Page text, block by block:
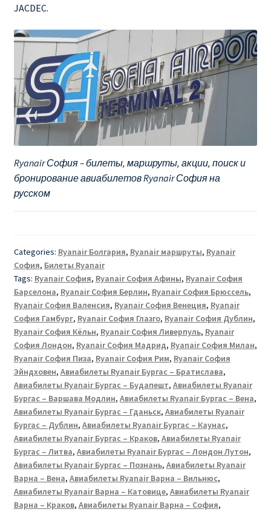
JACDEC.
Ryanair София – билеты, маршруты, акции, поиск и
бронирование авиабилетов Ryanair София на
русском
Categories: Ryanair Болгария, Ryanair маршруты, Ryanair
София, Билеты Ryanair
Tags: Ryanair София, Ryanair София Афины, Ryanair София
Барселона, Ryanair София Берлин, Ryanair София Брюссель,
Ryanair София Валенсия, Ryanair София Венеция, Ryanair
София Гамбург, Ryanair София Глазго, Ryanair София Дублин,
Ryanair София Кёльн, Ryanair София Ливерпуль, Ryanair
София Лондон, Ryanair София Мадрид, Ryanair София Милан,
Ryanair София Пиза, Ryanair София Рим, Ryanair София
Эйндховен, Авиабилеты Ryanair Бургас – Братислава,
Авиабилеты Ryanair Бургас – Будапешт, Авиабилеты Ryanair
Бургас – Варшава Модлин, Авиабилеты Ryanair Бургас – Вена,
Авиабилеты Ryanair Бургас – Гданьск, Авиабилеты Ryanair
Бургас – Дублин, Авиабилеты Ryanair Бургас – Каунас,
Авиабилеты Ryanair Бургас – Краков, Авиабилеты Ryanair
Бургас – Литва, Авиабилеты Ryanair Бургас – Лондон Лутон,
Авиабилеты Ryanair Бургас – Познань, Авиабилеты Ryanair
Варна – Вена, Авиабилеты Ryanair Варна – Вильнюс,
Авиабилеты Ryanair Варна – Катовице, Авиабилеты Ryanair
Варна – Краков, Авиабилеты Ryanair Варна – София,